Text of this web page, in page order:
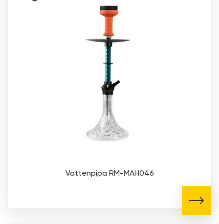
Vattenpipa RM-MAH046